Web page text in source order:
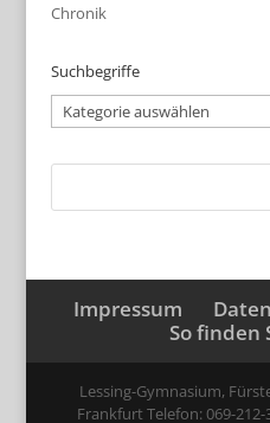
Chronik
Suchbegriffe
Suchbegriffe
Impressum
So finden
Lessing-Gymnasium,
Frankfurt Telefon: 069-212-